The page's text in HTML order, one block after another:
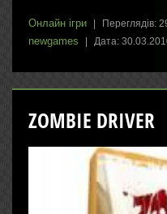
Онлайн ігри Переглядів:
newgames Дата:
ZOMBIE DRIVER